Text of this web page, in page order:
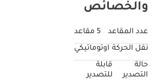
------------------------------
صيانة بي إم دبليو -
ضمان بي إم دبليو
والخصائص
عدد المقاعد
5 مقاعد
نقل الحركة اوتوماتيكي
حالة
التصدير
قابلة
للتصدير